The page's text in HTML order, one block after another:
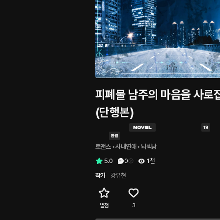
피폐물 남주의 마음을 사로
(단행본)
로맨스 • 사내연애 • 뇌섹남
5.0
0
1천
작가
강유현
별점 3